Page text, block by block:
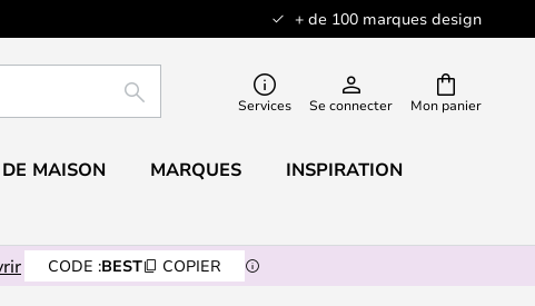
+ de 100 marques design
Mon panier
RECHERCHERServices Se connecter
MAISON MARQUES INSPIRATION
CODE :BEST COPIER